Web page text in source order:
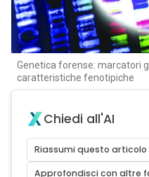
Genetica forense: marcatori
caratteristiche fenotipiche
Chiedi all'AI
Riassumi questo articolo
Approfondisci con altre